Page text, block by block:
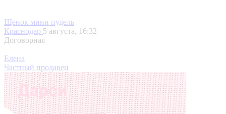
Щенок мини пудель
Краснодар 5 августа, 16:32
Договорная
Елена
Частный продавец